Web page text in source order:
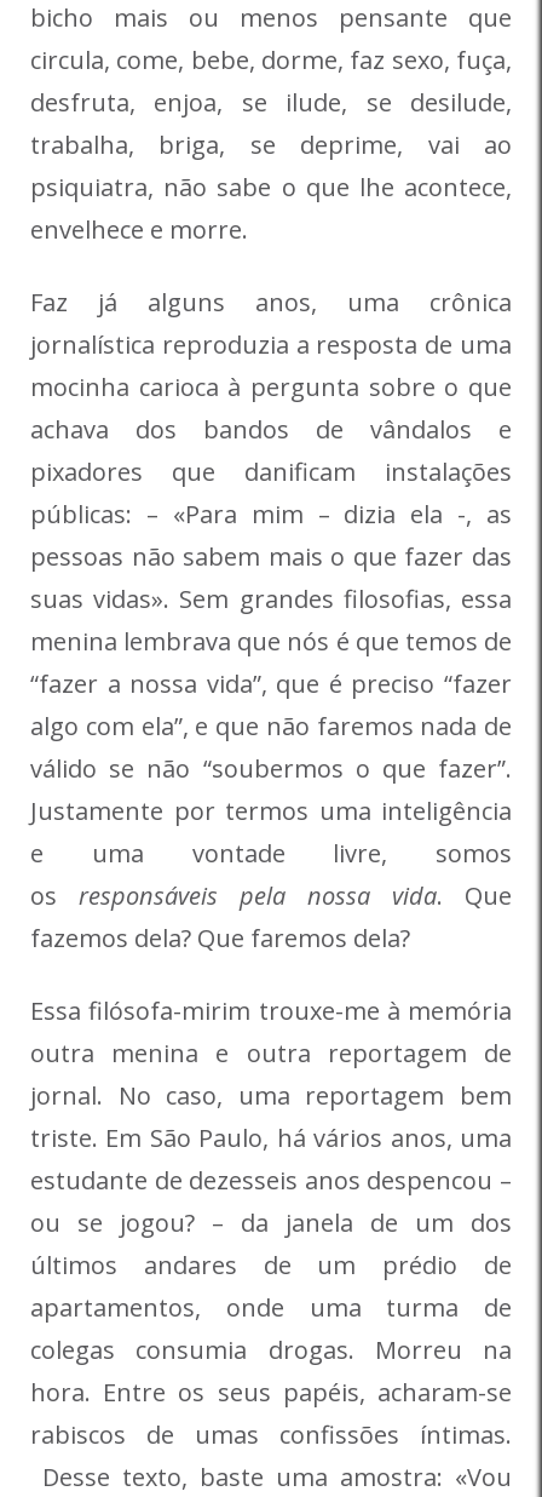
bicho mais ou menos pensante que
circula, come, bebe, dorme, faz sexo, fuça,
desfruta, enjoa, se ilude, se desilude,
trabalha, briga, se deprime, vai ao
psiquiatra, não sabe o que lhe acontece,
envelhece e morre.
Faz já alguns anos, uma crônica
jornalística reproduzia a resposta de uma
mocinha carioca à pergunta sobre o que
achava dos bandos de vândalos e
pixadores que danificam instalações
públicas: – «Para mim – dizia ela -, as
pessoas não sabem mais o que fazer das
suas vidas». Sem grandes filosofias, essa
menina lembrava que nós é que temos de
“fazer a nossa vida”, que é preciso “fazer
algo com ela”, e que não faremos nada de
válido se não “soubermos o que fazer”.
Justamente por termos uma inteligência
e uma vontade livre, somos
os responsáveis pela nossa vida. Que
fazemos dela? Que faremos dela?
Essa filósofa-mirim trouxe-me à memória
outra menina e outra reportagem de
jornal. No caso, uma reportagem bem
triste. Em São Paulo, há vários anos, uma
estudante de dezesseis anos despencou –
ou se jogou? – da janela de um dos
últimos andares de um prédio de
apartamentos, onde uma turma de
colegas consumia drogas. Morreu na
hora. Entre os seus papéis, acharam-se
rabiscos de umas confissões íntimas.
Desse texto, baste uma amostra: «Vou